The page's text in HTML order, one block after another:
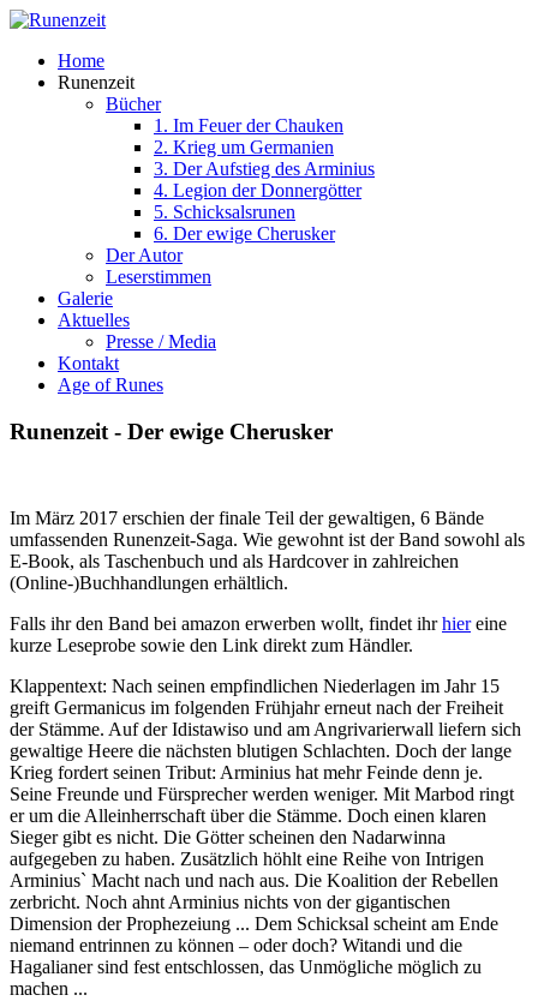
Home
Runenzeit
Bücher
1. Im Feuer der Chauken
2. Krieg um Germanien
3. Der Aufstieg des Arminius
4. Legion der Donnergötter
5. Schicksalsrunen
6. Der ewige Cherusker
Der Autor
Leserstimmen
Galerie
Aktuelles
Presse / Media
Kontakt
Age of Runes
Runenzeit - Der ewige Cherusker
Im März 2017 erschien der finale Teil der gewaltigen, 6 Bände
umfassenden Runenzeit-Saga. Wie gewohnt ist der Band sowohl als
E-Book, als Taschenbuch und als Hardcover in zahlreichen
(Online-)Buchhandlungen erhältlich.
Falls ihr den Band bei amazon erwerben wollt, findet ihrhiereine
kurze Leseprobe sowie den Link direkt zum Händler.
Klappentext: Nach seinen empfindlichen Niederlagen im Jahr 15
greift Germanicus im folgenden Frühjahr erneut nach der Freiheit
der Stämme. Auf der Idistawiso und am Angrivarierwall liefern sich
gewaltige Heere die nächsten blutigen Schlachten. Doch der lange
Krieg fordert seinen Tribut: Arminius hat mehr Feinde denn je.
Seine Freunde und Fürsprecher werden weniger. Mit Marbod ringt
er um die Alleinherrschaft über die Stämme. Doch einen klaren
Sieger gibt es nicht. Die Götter scheinen den Nadarwinna
aufgegeben zu haben. Zusätzlich höhlt eine Reihe von Intrigen
Arminius` Macht nach und nach aus. Die Koalition der Rebellen
zerbricht. Noch ahnt Arminius nichts von der gigantischen
Dimension der Prophezeiung ... Dem Schicksal scheint am Ende
niemand entrinnen zu können – oder doch? Witandi und die
Hagalianer sind fest entschlossen, das Unmögliche möglich zu
machen ...